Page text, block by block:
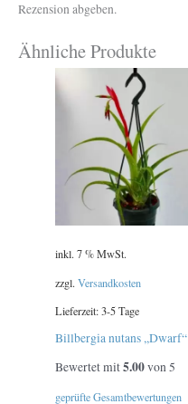
Rezension abgeben.
Ähnliche Produkte
inkl. 7 % MwSt.
zzgl.Versandkosten
Lieferzeit:3-5 Tage
Billbergia nutans ,,Dwarf“
Bewertet mit5.00von 5
geprüfte Gesamtbewertungen